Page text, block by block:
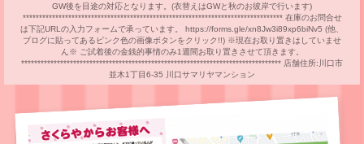
GW後を目途の対応となります。(衣替えはGWと秋のお彼岸で行います)
******************************************************************************** 在庫のお問合せ
は下記URLの入力フォームで承っています。 https://forms.gle/xn8Jw3i89xp6biNv5 (他、
ブログに貼ってあるピンク色の画像ボタンをクリック!!) ※現在お取り置きはしていませ
ん※ ご試着後の金銭的事情のみ1週間お取り置きさせて頂きます。
******************************************************************************** 店舗住所:川口市
並木1丁目6-35 川口サマリヤマンション